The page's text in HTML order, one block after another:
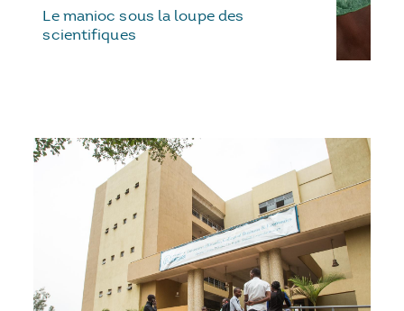
Le manioc sous la loupe des
scientifiques